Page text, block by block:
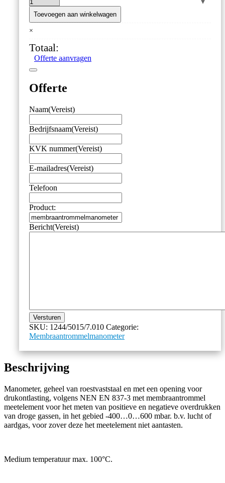
membraantrommelmanometer
chemie,
100
mm,
16
mbar,
onderaansluiting
aantal
Toevoegen aan winkelwagen
×
Totaal:
Offerte aanvragen
Offerte
Naam(Vereist)
Bedrijfsnaam(Vereist)
KVK nummer(Vereist)
E-mailadres(Vereist)
Telefoon
Product:
Bericht(Vereist)
Versturen
SKU: 1244/5015/7.010 Categorie:
Membraantrommelmanometer
Beschrijving
Manometer, geheel van roestvaststaal en met een opening voor
drukontlasting, volgens NEN EN 837-3 met membraantrommel
meetelement voor het meten van positieve en negatieve overdrukken
van droge gassen, in het gebied -400…0…600 mbar. b.v. lucht of
aardgas, voor zover deze het meetelement niet aantasten.
Medium temperatuur max. 100°C.